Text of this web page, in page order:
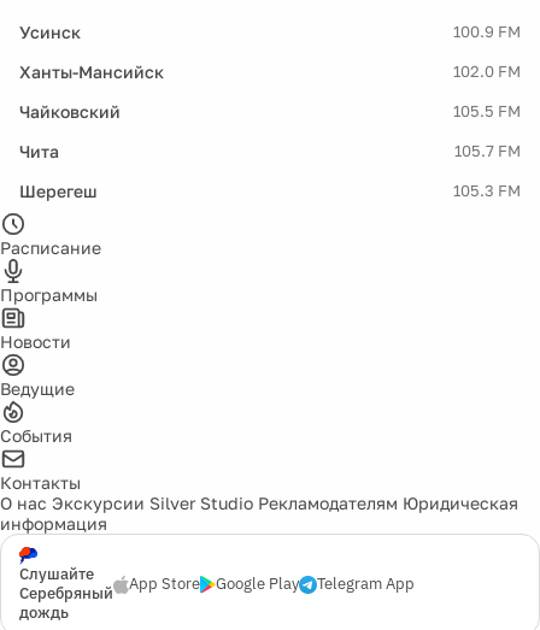
Усинск 100.9 FM
Ханты-Мансийск 102.0 FM
Чайковский 105.5 FM
Чита 105.7 FM
Шерегеш 105.3 FM
Расписание
Программы
Новости
Ведущие
События
Контакты
О нас Экскурсии Silver Studio Рекламодателям Юридическая
информация
Слушайте
Серебряный
дождь
App Store Google Play Telegram App